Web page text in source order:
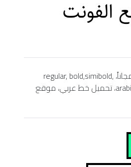
تحمييل خط Sahel مجاناً، regular, bold,simibold,
arabic, extra bold, black، تحميل خط عربي، موقع